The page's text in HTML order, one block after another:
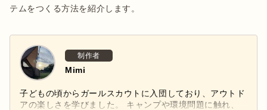
テムをつくる方法を紹介します。
制作者
Mimi
子どもの頃からガールスカウトに入団しており、アウトド
アの楽しさを学びました。 キャンプや環境問題に触れ、